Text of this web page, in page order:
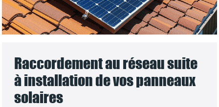
Raccordement au réseau suite
à installation de vos panneaux
solaires